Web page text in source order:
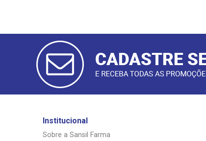
CADASTRAR
E-MAIL
Institucional
Sobre a Sansil Farma